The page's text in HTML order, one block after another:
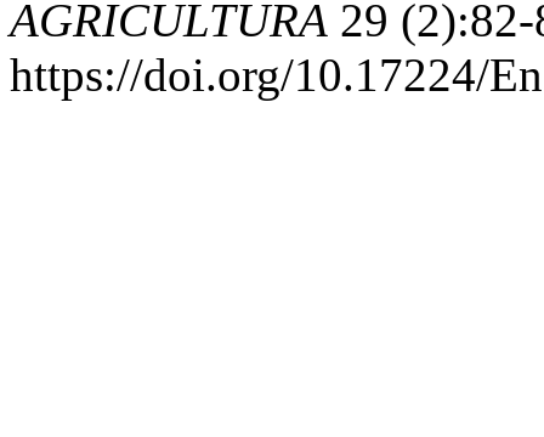
AGRICULTURA 29
https://doi.org/10.17224/